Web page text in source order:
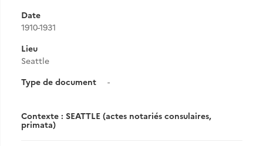
Date
1910-1931
Lieu
Seattle
Type de document
-
Contexte : SEATTLE (actes notariés consulaires,
primata)